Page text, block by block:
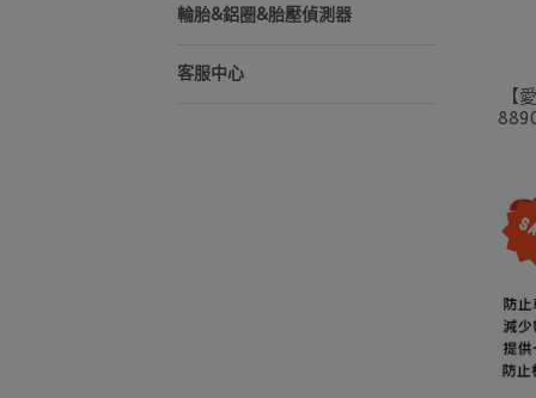
輪胎&鋁圈&胎壓偵測器
客服中心
【